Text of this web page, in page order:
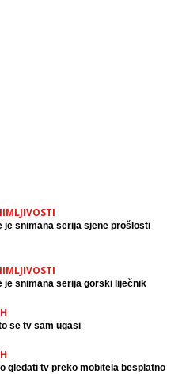
je snimana serija sjene prošlosti
je snimana serija gorski liječnik
se tv sam ugasi
gledati tv preko mobitela besplatno